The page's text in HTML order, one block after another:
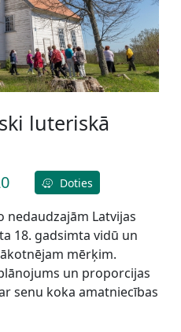
luteriskā
Doties
nedaudzajām Latvijas
18. gadsimta vidū un
mērķim.
un proporcijas
senu koka amatniecības